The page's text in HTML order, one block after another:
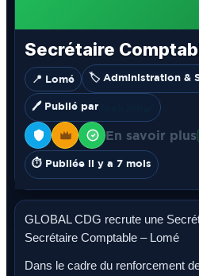
Secrétaire
📍 Lomé 🏷️ Administration &
🖊️ Publié par
En savoir plus
⏱️ Publiée il y a 7 mois
GLOBAL CDG recrute une
Secrétaire Comptable – Lomé
Dans le cadre du renforcement